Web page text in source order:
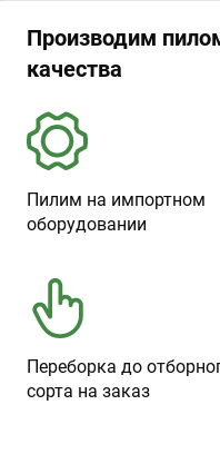
Производим
качества
Пилим на импортном
оборудовании
Переборка до
сорта на заказ